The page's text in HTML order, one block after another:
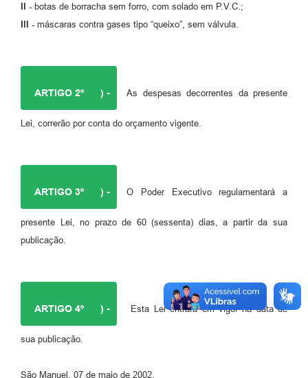
II -botas de borracha sem forro, com solado em P.V.C.;
III -máscaras contra gases tipo “queixo”, sem válvula.
ARTIGO 2º ) - As despesas decorrentes da presente
Lei, correrão por conta do orçamento vigente.
ARTIGO 3º ) - O Poder Executivo regulamentará a
presente Lei, no prazo de 60 (sessenta) dias, a partir da sua
publicação.
ARTIGO 4º ) - Esta Lei entrará em vigor na data de
sua publicação.
São Manuel, 07 de maio de 2002.